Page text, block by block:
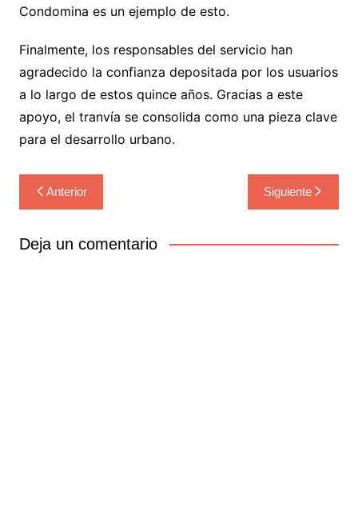
Condomina es un ejemplo de esto.
Finalmente, los responsables del servicio han
agradecido la confianza depositada por los usuarios
a lo largo de estos quince años. Gracias a este
apoyo, el tranvía se consolida como una pieza clave
para el desarrollo urbano.
Navegación
de
entradas
Anterior Siguiente
Deja un comentario